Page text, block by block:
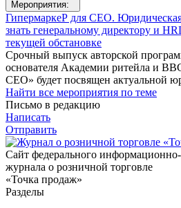
Мероприятия:
ГипермаркеР для СЕО.
знать генеральному директору и
текущей обстановке
Срочный выпуск авторской
основателя Академии ритейла и
СЕО» будет посвящен актуальной
Найти все мероприятия по теме
Письмо в редакцию
Написать
Отправить
Сайт федерального информационно-
журнала о розничной торговле
«Точка продаж»
Разделы